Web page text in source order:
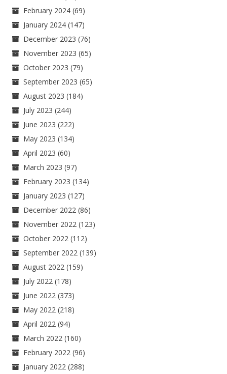
February 2024 (69)
January 2024 (147)
December 2023 (76)
November 2023 (65)
October 2023 (79)
September 2023 (65)
August 2023 (184)
July 2023 (244)
June 2023 (222)
May 2023 (134)
April 2023 (60)
March 2023 (97)
February 2023 (134)
January 2023 (127)
December 2022 (86)
November 2022 (123)
October 2022 (112)
September 2022 (139)
August 2022 (159)
July 2022 (178)
June 2022 (373)
May 2022 (218)
April 2022 (94)
March 2022 (160)
February 2022 (96)
January 2022 (288)